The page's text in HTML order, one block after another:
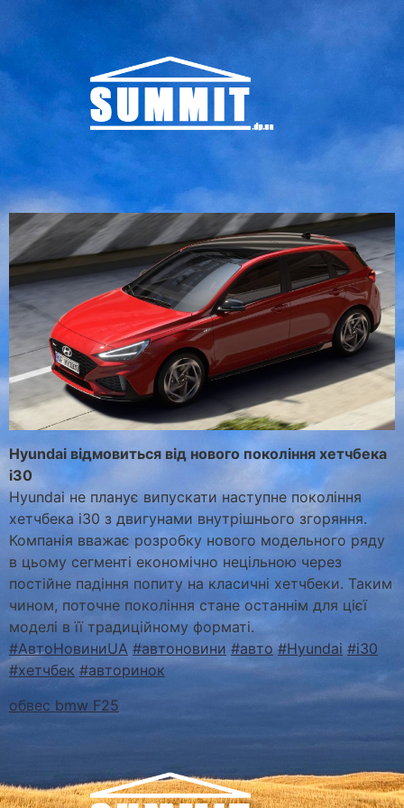
Hyundai відмовиться від нового покоління хетчбека
i30
Hyundai не планує випускати наступне покоління
хетчбека i30 з двигунами внутрішнього згоряння.
Компанія вважає розробку нового модельного ряду
в цьому сегменті економічно нецільною через
постійне падіння попиту на класичні хетчбеки. Таким
чином, поточне покоління стане останнім для цієї
моделі в її традиційному форматі.
#АвтоНовиниUA #автоновини #авто #Hyundai #i30
#хетчбек #авторинок
обвес bmw F25